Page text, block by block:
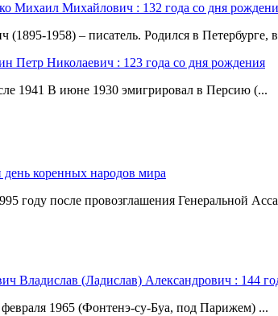
Михаил Михайлович : 132 года со дня
1958) – писатель. Родился в Петербурге,
Петр Николаевич : 123 года со дня рождения
1941 В июне 1930 эмигрировал в Персию (...
коренных народов мира
году после провозглашения Генеральной
Владислав (Ладислав) Александрович : 144
1965 (Фонтенэ-су-Буа, под Парижем) ...